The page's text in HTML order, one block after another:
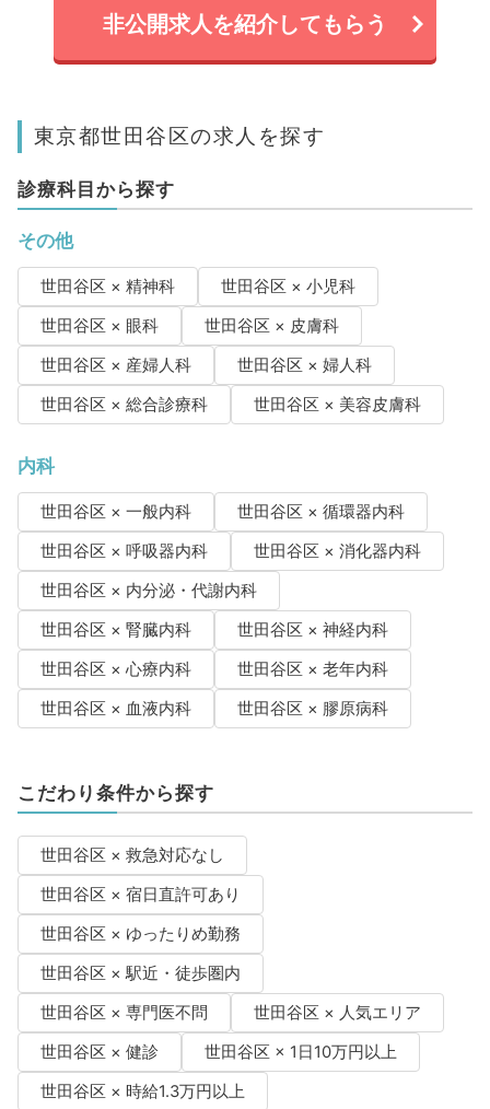
非公開求人を紹介してもらう
東京都世田谷区の求人を探す
診療科目から探す
その他
世田谷区 × 精神科
世田谷区 × 小児科
世田谷区 × 眼科
世田谷区 × 皮膚科
世田谷区 × 産婦人科
世田谷区 × 婦人科
世田谷区 × 総合診療科
世田谷区 × 美容皮膚科
内科
世田谷区 × 一般内科
世田谷区 × 循環器内科
世田谷区 × 呼吸器内科
世田谷区 × 消化器内科
世田谷区 × 内分泌・代謝内科
世田谷区 × 腎臓内科
世田谷区 × 神経内科
世田谷区 × 心療内科
世田谷区 × 老年内科
世田谷区 × 血液内科
世田谷区 × 膠原病科
こだわり条件から探す
世田谷区 × 救急対応なし
世田谷区 × 宿日直許可あり
世田谷区 × ゆったりめ勤務
世田谷区 × 駅近・徒歩圏内
世田谷区 × 専門医不問
世田谷区 × 人気エリア
世田谷区 × 健診
世田谷区 × 1日10万円以上
世田谷区 × 時給1.3万円以上